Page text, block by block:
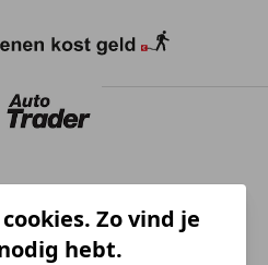
Zo vind je
hebt.